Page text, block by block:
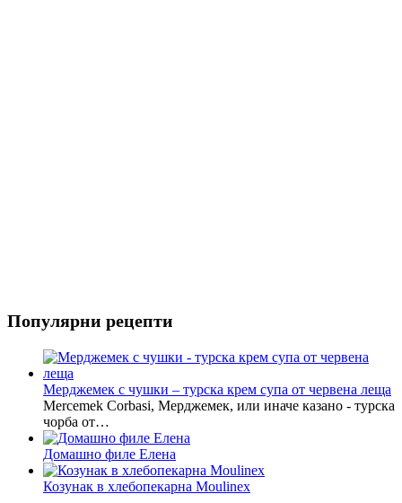
Популярни рецепти
Мерджемек с чушки – турска крем супа от червена леща
Mercemek Corbasi, Мерджемек, или иначе казано - турска
чорба от…
Домашно филе Елена
Козунак в хлебопекарна Moulinex